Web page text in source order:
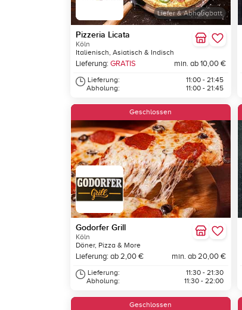
Liefer & Abholrabatt
Pizzeria Licata
Köln
Italienisch, Asiatisch & Indisch
Lieferung: GRATIS min. ab 10,00 €
Lieferung:
Abholung:
11:00 - 21:45
11:00 - 21:45
Geschlossen
Godorfer Grill
Köln
Döner, Pizza & More
Lieferung: ab 2,00 € min. ab 20,00 €
Lieferung:
Abholung:
11:30 - 21:30
11:30 - 22:00
Geschlossen